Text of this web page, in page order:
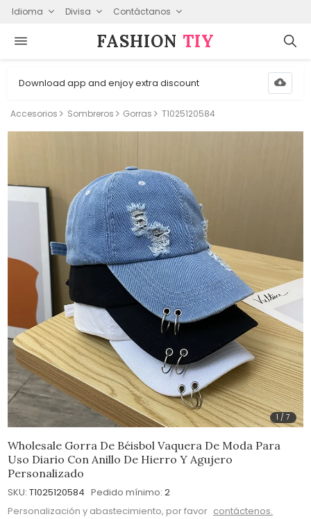
Idioma Divisa Contáctanos
FASHION⁠ TIY
Download app and enjoy extra discount
Accesorios Sombreros Gorras T1025120584
1 /7
Wholesale Gorra De Béisbol Vaquera De Moda Para
Uso Diario Con Anillo De Hierro Y Agujero
Personalizado
SKU: T1025120584 Pedido mínimo: 2
Personalización y abastecimiento, por favor contáctenos.